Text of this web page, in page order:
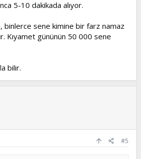
5-10 dakikada alıyor.
binlerce sene kimine bir farz namaz
Kıyamet gününün 50 000 sene
bilir.
#5